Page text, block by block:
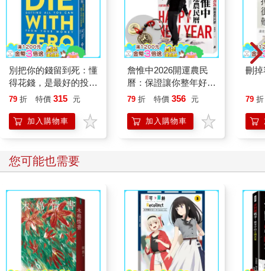
別把你的錢留到死：懂
得花錢，是最好的投資
—理想人生的9大財務
79 折 特價 315 元
加入購物車
詹惟中2026開運農民
曆：保證讓你整年好
運、財源快馬加鞭一直
錢五帝錢吊飾】
79 折 特價 356 元
加入購物車
刪
79 折
您可能也需要